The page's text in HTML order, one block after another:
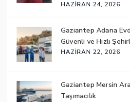
HAZIRAN 24, 2026
Gaziantep Adana
Güvenli ve Hızlı
HAZIRAN 22, 2026
Gaziantep Mersin
Taşımacılık